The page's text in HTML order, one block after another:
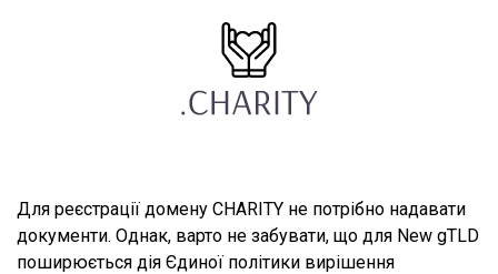
Для реєстрації домену CHARITY не потрібно надавати
документи. Однак, варто не забувати, що для New gTLD
поширюється дія Єдиної політики вирішення